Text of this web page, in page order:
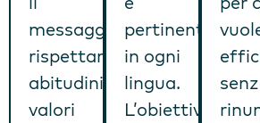
messaggio,
rispettando
abitudini,
valori
pertinenti
in ogni
lingua.
L’obiettivo?